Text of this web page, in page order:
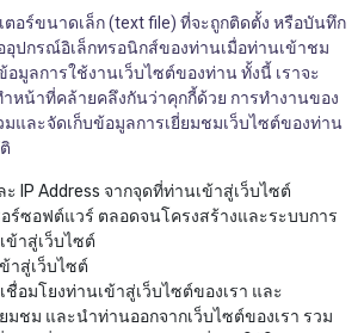
อร์ขนาดเล็ก (text file) ที่จะถูกติดตั้ง หรือบันทึก
อุปกรณ์อิเล็กทรอนิกส์ของท่านเมื่อท่านเข้าชม
อมูลการใช้งานเว็บไซต์ของท่าน ทั้งนี้ เราจะ
ำหน้าที่คล้ายคลึงกันว่าคุกกี้ด้วย การทำงานของ
มและจัดเก็บข้อมูลการเยี่ยมชมเว็บไซต์ของท่าน
IP Address จากจุดที่ท่านเข้าสู่เว็บไซต์
อร์ซอฟต์แวร์ ตลอดจนโครงสร้างและระบบการ
ข้าสู่เว็บไซต์
าสู่เว็บไซต์
อมโยงท่านเข้าสู่เว็บไซต์ของเรา และ
มชม และนำท่านออกจากเว็บไซต์ของเรา รวม